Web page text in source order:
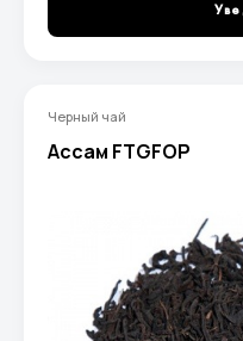
Черный чай
Ассам FTGFOP